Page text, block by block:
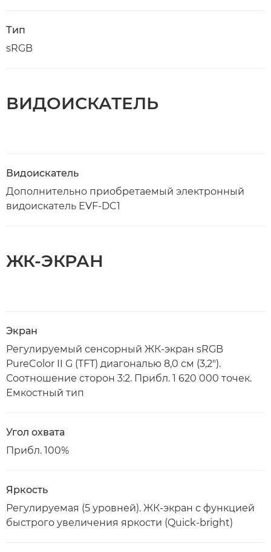
Тип
sRGB
ВИДОИСКАТЕЛЬ
Видоискатель
Дополнительно приобретаемый электронный
видоискатель EVF-DC1
ЖК-ЭКРАН
Экран
Регулируемый сенсорный ЖК-экран sRGB
PureColor II G (TFT) диагональю 8,0 см (3,2").
Соотношение сторон 3:2. Прибл. 1 620 000 точек.
Емкостный тип
Угол охвата
Прибл. 100%
Яркость
Регулируемая (5 уровней). ЖК-экран с функцией
быстрого увеличения яркости (Quick-bright)